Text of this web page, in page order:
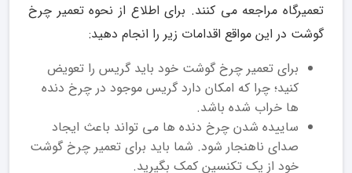
تعمیرگاه مراجعه می کنند. برای اطلاع از نحوه تعمیر چرخ
گوشت در این مواقع اقدامات زیر را انجام دهید:
برای تعمیر چرخ گوشت خود باید گریس را تعویض
کنید؛ چرا که امکان دارد گریس موجود در چرخ دنده
ها خراب شده باشد.
ساییده شدن چرخ دنده ها می تواند باعث ایجاد
صدای ناهنجار شود. شما باید برای تعمیر چرخ گوشت
خود از یک تکنسین کمک بگیرید.